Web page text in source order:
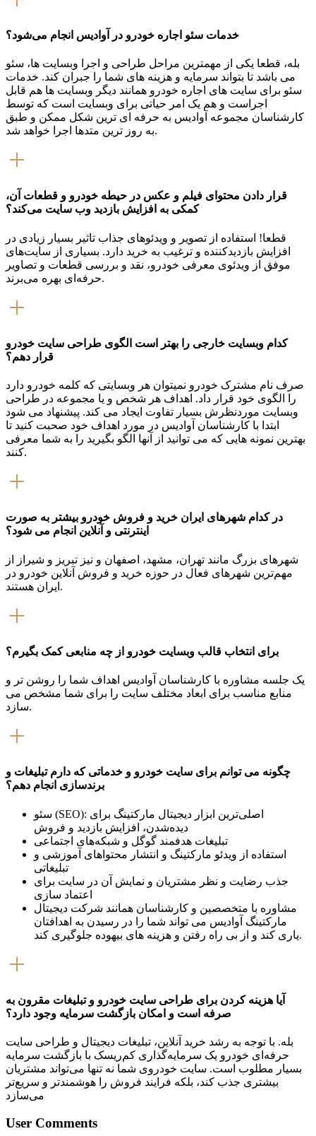
خدمات سئو اجاره خودرو در آوادیس انجام می‌شود؟
بله، قطعا یکی از مهمترین مراحل طراحی و اجرا وبسایت ها، سئو
می باشد تا بتواند سرمایه و هزینه های شما را جبران کند. خدمات
سئو برای سایت های اجاره خودرو همانند دیگر وبسایت ها هم قابل
اجراست و هم یک امر حیاتی برای وبسایت است که توسط
کارشناسان مجموعه آوادیس به حرفه ای ترین شکل ممکن و طبق
به روز ترین متدها اجرا خواهد شد.
قرار دادن محتوای فیلم و عکس در حیطه خودرو و قطعات آن،
کمکی به افزایش بازدید وب سایت می‌کند؟
قطعا! استفاده از تصویر و ویدئوهای جذاب تاثیر بسیار زیادی در
افزایش بازدیدکننده و ترغیب به خرید دارد. بسیاری از سایت‌های
موفق از ویدئوی معرفی خودرو، نقد و بررسی قطعات و تصاویر
حرفه‌ای بهره می‌برند.
کدام وبسایت خارجی را بهتر است الگوی طراحی سایت خودرو
قرار دهم؟
صرف نام مشترک خودرو نمیتوان هر وبسایتی که کلمه خودرو دارد
را الگوی خود قرار داد. اهداف هر شخص و یا مجموعه در طراحی
وبسایت موردنظرش بسیار تفاوت ایجاد می کند. پیشنهاد می شود
ابتدا با کارشناسان آوادیس در مورد اهداف خود صحبت کنید تا
بهترین نمونه هایی که می توانید از آنها الگو بگیرید را به شما معرفی
کنند.
در کدام شهرهای ایران خرید و فروش خودرو بیشتر به صورت
اینترنتی و آنلاین انجام می شود؟
شهرهای بزرگ مانند تهران، مشهد، اصفهان و نیز تبریز و شیراز از
مهم‌ترین شهرهای فعال در حوزه خرید و فروش آنلاین خودرو در
ایران هستند.
برای انتخاب قالب وبسایت خودرو از چه منابعی کمک بگیرم؟
یک جلسه مشاوره با کارشناسان آوادیس اهداف شما را روشن تر و
منابع مناسب برای ابعاد مختلف سایت را برای شما مشخص می
سازد.
چگونه می توانم برای سایت خودرو و خدماتی که دارم تبلیغات و
برندسازی انجام دهم؟
سئو (SEO): اصلی‌ترین ابزار دیجیتال مارکتینگ برای
دیده‌شدن، افزایش بازدید و فروش
تبلیغات هدفمند گوگل و شبکه‌های اجتماعی
استفاده از ویدئو مارکتینگ و انتشار محتواهای آموزشی و
تبلیغاتی
جذب رضایت و نظر مشتریان و نمایش آن در سایت برای
اعتماد سازی
مشاوره با متخصصین و کارشناسان همانند شرکت دیجیتال
مارکتینگ آوادیس می تواند شما را در رسیدن به اهدافتان
یاری کند و از بی راه رفتن و هزینه های بیهوده جلوگیری کند.
آیا هزینه کردن برای طراحی سایت خودرو و تبلیغات مقرون به
صرفه است و امکان بازگشت سرمایه وجود دارد؟
بله. با توجه به رشد خرید آنلاین، تبلیغات دیجیتال و طراحی سایت
حرفه‌ای خودرو یک سرمایه‌گذاری کم‌ریسک با بازگشت سرمایه
بسیار مطلوب است. سایت خودروی شما نه تنها می‌تواند مشتریان
بیشتری جذب کند، بلکه فرایند فروش را هوشمندتر و سریع‌تر
می‌سازد
User Comments